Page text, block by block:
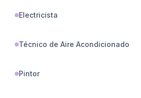
Electricista
Técnico de Aire Acondicionado
Pintor